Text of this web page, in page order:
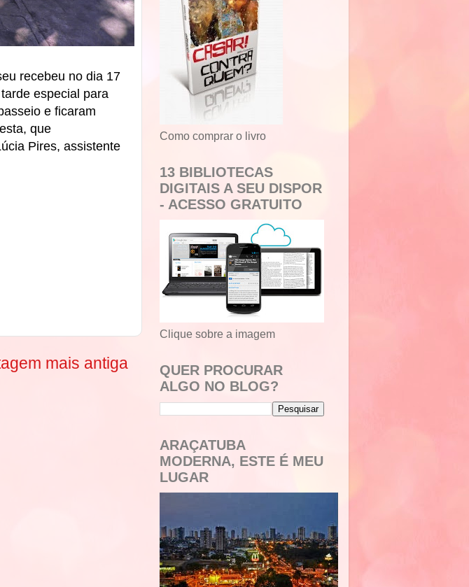
recebeu no dia 17
especial para
e ficaram
que
Pires, assistente
mais antiga
Como comprar o livro
13 BIBLIOTECAS
DIGITAIS A SEU DISPOR
- ACESSO GRATUITO
Clique sobre a imagem
QUER PROCURAR
ALGO NO BLOG?
ARAÇATUBA
MODERNA, ESTE É MEU
LUGAR